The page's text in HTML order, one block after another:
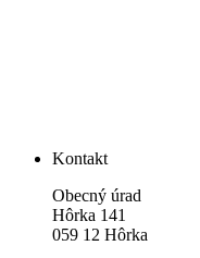
Kontakt
Obecný úrad
Hôrka 141
059 12 Hôrka